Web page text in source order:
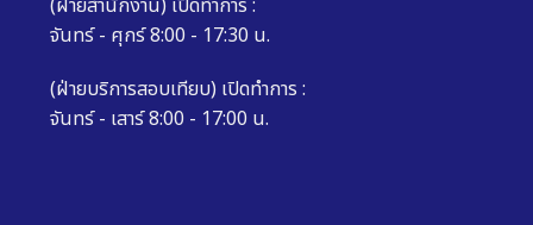
จันทร์ - ศุกร์ 8:00 - 17:30 น.
(ฝ่ายบริการสอบเทียบ) เปิดทำการ :
จันทร์ - เสาร์ 8:00 - 17:00 น.